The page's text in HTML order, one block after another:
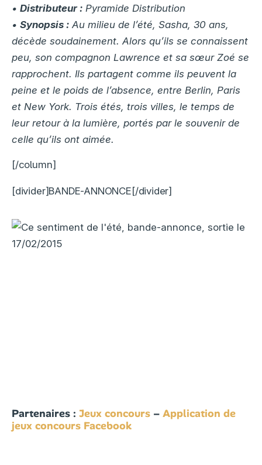
• Distributeur : Pyramide Distribution
• Synopsis : Au milieu de l’été, Sasha, 30 ans,
décède soudainement. Alors qu’ils se connaissent
peu, son compagnon Lawrence et sa sœur Zoé se
rapprochent. Ils partagent comme ils peuvent la
peine et le poids de l’absence, entre Berlin, Paris
et New York. Trois étés, trois villes, le temps de
leur retour à la lumière, portés par le souvenir de
celle qu’ils ont aimée.
[/column]
[divider]BANDE-ANNONCE[/divider]
Partenaires : Jeux concours – Application de
jeux concours Facebook